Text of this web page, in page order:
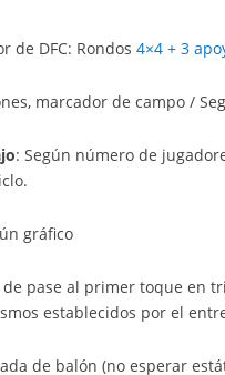
de DFC: Rondos 4×4 + 3
marcador de campo /
: Según número de
gráfico
de pase al primer toque en
establecidos por el
de balón (no esperar